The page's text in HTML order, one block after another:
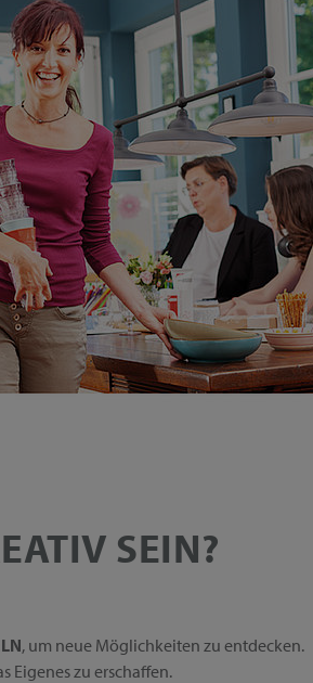
SEIN?
, um neue Möglichkeiten zu entdecken.
Eigenes zu erschaffen.